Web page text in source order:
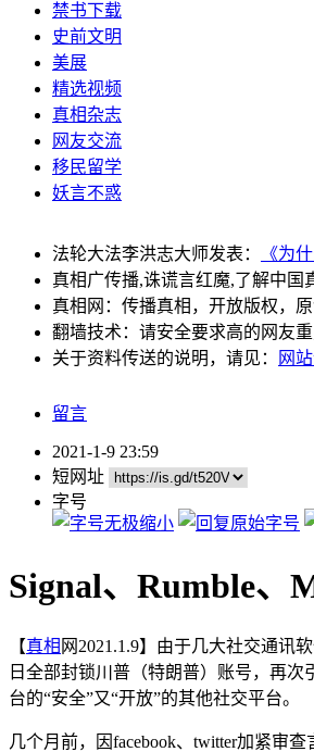
禁书下载
史前文明
美展
精选视频
真相杂志
网友交流
移民留学
妖言不惑
法轮大法李洪志大师发表： 《为
真相广传播,诛谎言红魔,了解中国
真相网：传播真相，开放版权，
翻墙技术：请安全要求高的网友
关于资料传送的说明，请见：
网
留言
2021-1-9 23:59
短网址
字号
Signal、Rumble、
【真相 网2021.1.9】由于几大社交通讯
日全部封锁川普（特朗普）账号，再
台的“安全”又“开放”的其他社交平台。
几个月前，因facebook、twitter加紧审